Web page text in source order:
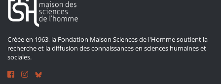
Créée en 1963, la Fondation Maison Sciences de l'Homme soutient la
recherche et la diffusion des connaissances en sciences humaines et
sociales.